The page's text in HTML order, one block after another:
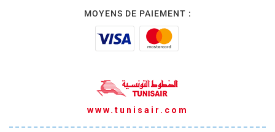
MOYENS DE PAIEMENT :
www.tunisair.com